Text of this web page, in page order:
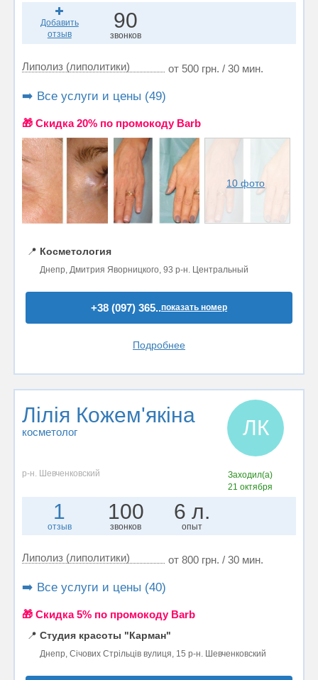
Добавить
отзыв
90
звонков
Липолиз (липолитики) от 500 грн. / 30 мин.
➡️ Все услуги и цены (49)
🎁 Cкидка 20% по промокоду Barb
10 фото
📍 Косметология
Днепр, Дмитрия Яворницкого, 93 р-н. Центральный
+38 (097) 365..показать номер
Подробнее
Лілія Кожем'якіна
косметолог ЛК
р-н. Шевченковский
Заходил(а)
21 октября
1
отзыв
100
звонков
6 л.
опыт
Липолиз (липолитики) от 800 грн. / 30 мин.
➡️ Все услуги и цены (40)
🎁 Cкидка 5% по промокоду Barb
📍 Студия красоты "Карман"
Днепр, Січових Стрільців вулиця, 15 р-н. Шевченковский